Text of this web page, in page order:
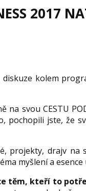
2017
kolem
svou CESTU
jste, že
projekty, drajv na
myšlení a esence
těm, kteří to